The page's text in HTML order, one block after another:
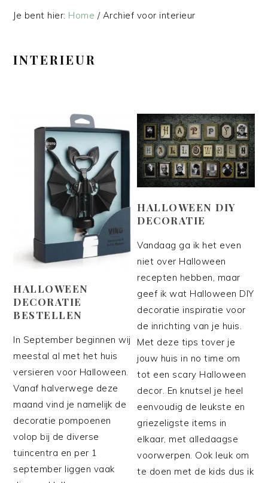
Je bent hier: Home /Archief voor interieur
INTERIEUR
HALLOWEEN
DECORATIE
BESTELLEN
In September beginnen wij
meestal al met het huis
versieren voor Halloween.
Vanaf halverwege deze
maand vind je namelijk de
decoratie pompoenen
volop bij de diverse
tuincentra en per 1
september liggen vaak
HALLOWEEN DIY
DECORATIE
Vandaag ga ik het even
niet over Halloween
recepten hebben, maar
geef ik wat Halloween DIY
decoratie inspiratie voor
de inrichting van je huis.
Met deze tips tover je
jouw huis in no time om
tot een scary Halloween
decor. En knutsel je heel
eenvoudig de leukste en
griezeligste items in
elkaar, met alledaagse
voorwerpen. Ook leuk om
te doen met de kids dus ik